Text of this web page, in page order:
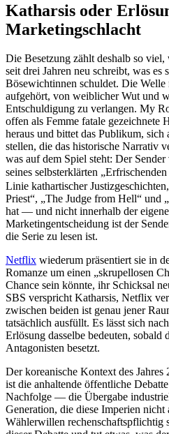
Katharsis oder
Marketingschlacht
Die Besetzung zählt deshalb so viel,
seit drei Jahren neu schreibt, was es
Bösewichtinnen schuldet. Die Welle
aufgehört, von weiblicher Wut und
Entschuldigung zu verlangen. My
offen als Femme fatale gezeichnete
heraus und bittet das Publikum,
stellen, die das historische Narrativ
was auf dem Spiel steht: Der
seines selbsterklärten
Linie kathartischer
Priest“, „The Judge from Hell“ und
hat — und nicht innerhalb der
Marketingentscheidung ist der
die Serie zu lesen ist.
Netflix wiederum präsentiert sie in
Romanze um einen „skrupellosen
Chance sein könnte, ihr Schicksal
SBS verspricht Katharsis, Netflix
zwischen beiden ist genau jener
tatsächlich ausfüllt. Es lässt sich
Erlösung dasselbe bedeuten, sobald
Antagonisten besetzt.
Der koreanische Kontext des Jahres
ist die anhaltende öffentliche
Nachfolge — die Übergabe
Generation, die diese Imperien
Wählerwillen rechenschaftspflichtig